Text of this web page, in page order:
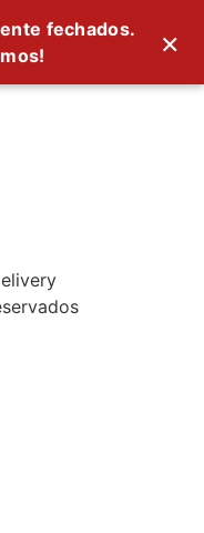
×
fechados.